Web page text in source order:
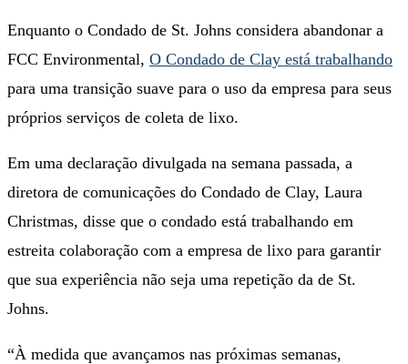
Enquanto o Condado de St. Johns considera abandonar a
FCC Environmental, O Condado de Clay está trabalhando
para uma transição suave para o uso da empresa para seus
próprios serviços de coleta de lixo.
Em uma declaração divulgada na semana passada, a
diretora de comunicações do Condado de Clay, Laura
Christmas, disse que o condado está trabalhando em
estreita colaboração com a empresa de lixo para garantir
que sua experiência não seja uma repetição da de St.
Johns.
“À medida que avançamos nas próximas semanas,